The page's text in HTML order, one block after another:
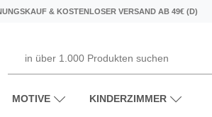
& KOSTENLOSER VERSAND AB 49€ (D)
MOTIVE KINDERZIMMER